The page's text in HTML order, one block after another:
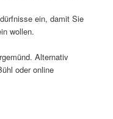
ein, damit Sie
wollen.
Alternativ
oder online